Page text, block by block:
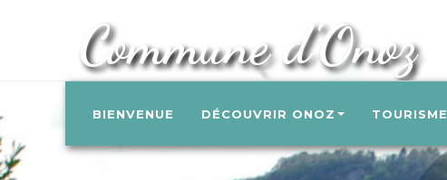
Commune d'Onoz
BIENVENUE DÉCOUVRIR ONOZ TOURISME